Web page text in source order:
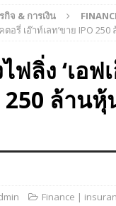
Motor 2026 ที่คนรักร
มเจดีย์ใหญ่: เมื่อคะแนนนิยม
ผู้ใช้ไทยมากที่สุด
AUTO
D”
กิจ & การเงิน
อรี่ เอ๊าท์เลท’ขาย IPO
ลิ่ง ‘เอฟ
250 ล้าน
Finance |